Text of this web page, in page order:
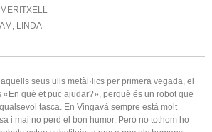
LINDA
seus ulls metàl·lics per primera vegada, el
què et puc ajudar?», perquè és un robot que
tasca. En Vingavà sempre està molt
i mai no perd el bon humor. Però no tothom ho